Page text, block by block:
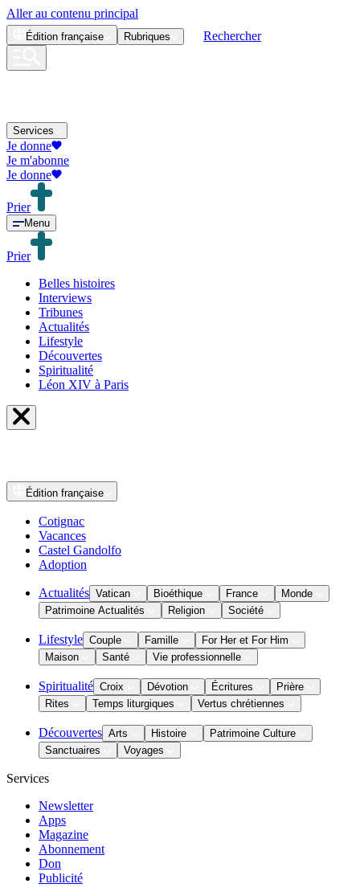
Aller au contenu principal
Édition française Rubriques Rechercher
Services
Je donne
Je m'abonne
Je donne
Prier
Menu
Prier
Belles histoires
Interviews
Tribunes
Actualités
Lifestyle
Découvertes
Spiritualité
Léon XIV à Paris
Édition française
Cotignac
Vacances
Castel Gandolfo
Adoption
Actualités Vatican Bioéthique France
Monde
Patrimoine Actualités
Religion Société
Lifestyle Couple Famille
For Her et For Him
Maison
Santé Vie professionnelle
Spiritualité Croix Dévotion Écritures
Prière
Rites
Temps liturgiques Vertus chrétiennes
Découvertes Arts Histoire
Patrimoine Culture
Sanctuaires
Voyages
Services
Newsletter
Apps
Magazine
Abonnement
Don
Publicité